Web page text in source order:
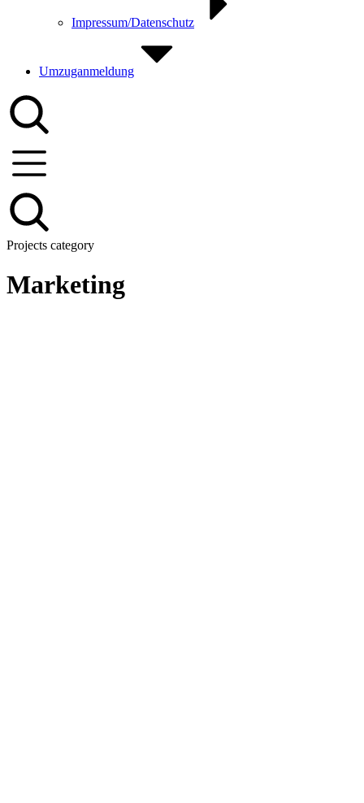
Impressum/Datenschutz
Umzuganmeldung
Projects category
Marketing